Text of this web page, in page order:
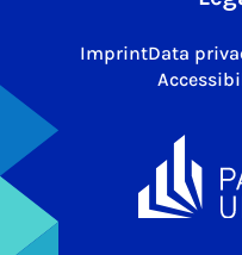
ImprintData